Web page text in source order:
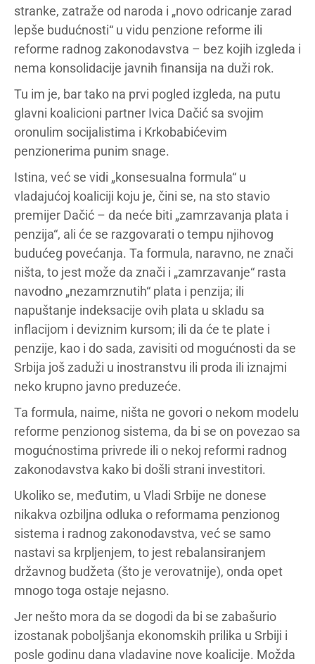
stranke, zatraže od naroda i „novo odricanje zarad
lepše budućnosti“ u vidu penzione reforme ili
reforme radnog zakonodavstva – bez kojih izgleda i
nema konsolidacije javnih finansija na duži rok.
Tu im je, bar tako na prvi pogled izgleda, na putu
glavni koalicioni partner Ivica Dačić sa svojim
oronulim socijalistima i Krkobabićevim
penzionerima punim snage.
Istina, već se vidi „konsesualna formula“ u
vladajućoj koaliciji koju je, čini se, na sto stavio
premijer Dačić – da neće biti „zamrzavanja plata i
penzija“, ali će se razgovarati o tempu njihovog
budućeg povećanja. Ta formula, naravno, ne znači
ništa, to jest može da znači i „zamrzavanje“ rasta
navodno „nezamrznutih“ plata i penzija; ili
napuštanje indeksacije ovih plata u skladu sa
inflacijom i deviznim kursom; ili da će te plate i
penzije, kao i do sada, zavisiti od mogućnosti da se
Srbija još zaduži u inostranstvu ili proda ili iznajmi
neko krupno javno preduzeće.
Ta formula, naime, ništa ne govori o nekom modelu
reforme penzionog sistema, da bi se on povezao sa
mogućnostima privrede ili o nekoj reformi radnog
zakonodavstva kako bi došli strani investitori.
Ukoliko se, međutim, u Vladi Srbije ne donese
nikakva ozbiljna odluka o reformama penzionog
sistema i radnog zakonodavstva, već se samo
nastavi sa krpljenjem, to jest rebalansiranjem
državnog budžeta (što je verovatnije), onda opet
mnogo toga ostaje nejasno.
Jer nešto mora da se dogodi da bi se zabašurio
izostanak poboljšanja ekonomskih prilika u Srbiji i
posle godinu dana vladavine nove koalicije. Možda